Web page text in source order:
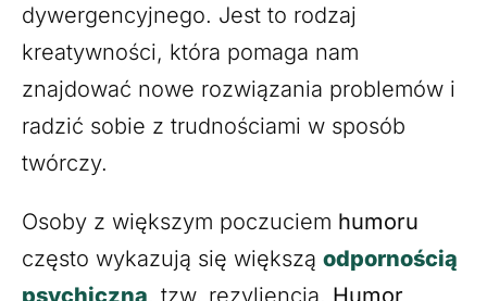
dywergencyjnego. Jest to rodzaj
kreatywności, która pomaga nam
znajdować nowe rozwiązania problemów i
radzić sobie z trudnościami w sposób
twórczy.
Osoby z większym poczuciem humoru
często wykazują się większą odpornością
psychiczną, tzw. rezyliencją. Humor